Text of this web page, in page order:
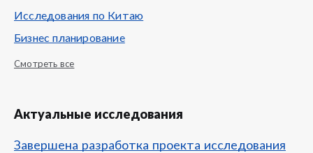
Исследования по Китаю
Бизнес планирование
Смотреть все
Актуальные исследования
Завершена разработка проекта исследования